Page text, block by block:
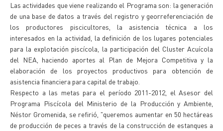
Las actividades que viene realizando el Programa son: la generación
de una base de datos a través del registro y georreferenciación de
los productores piscicultores, la asistencia técnica a los
interesados en la actividad, la definición de los lugares potenciales
para la explotación piscícola, la participación del Cluster Acuícola
del NEA, haciendo aportes al Plan de Mejora Competitiva y la
elaboración de los proyectos productivos para obtención de
asistencia financiera para capital de trabajo.
Respecto a las metas para el período 2011-2012, el Asesor del
Programa Piscícola del Ministerio de la Producción y Ambiente,
Néstor Gromenida, se refirió, "queremos aumentar en 50 hectáreas
de producción de peces a través de la construcción de estanques a